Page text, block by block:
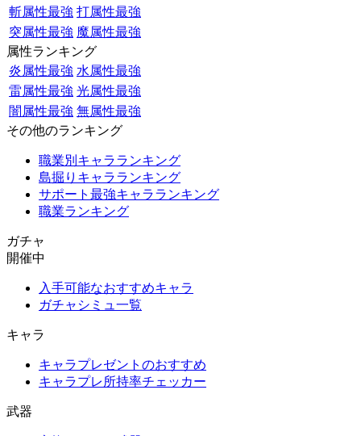
斬属性最強 打属性最強
突属性最強 魔属性最強
属性ランキング
炎属性最強 水属性最強
雷属性最強 光属性最強
闇属性最強 無属性最強
その他のランキング
職業別キャラランキング
島掘りキャラランキング
サポート最強キャラランキング
職業ランキング
ガチャ
開催中
入手可能なおすすめキャラ
ガチャシミュ一覧
キャラ
キャラプレゼントのおすすめ
キャラプレ所持率チェッカー
武器